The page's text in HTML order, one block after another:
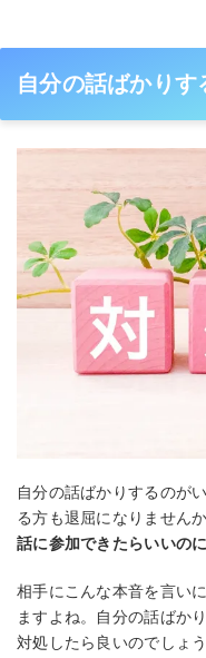
自分の話ばかり
自分の話ばかりするのが
る方も退屈になりません
話に参加できたらいいのに
相手にこんな本音を言い
ますよね。自分の話ばか
対処したら良いのでしょう